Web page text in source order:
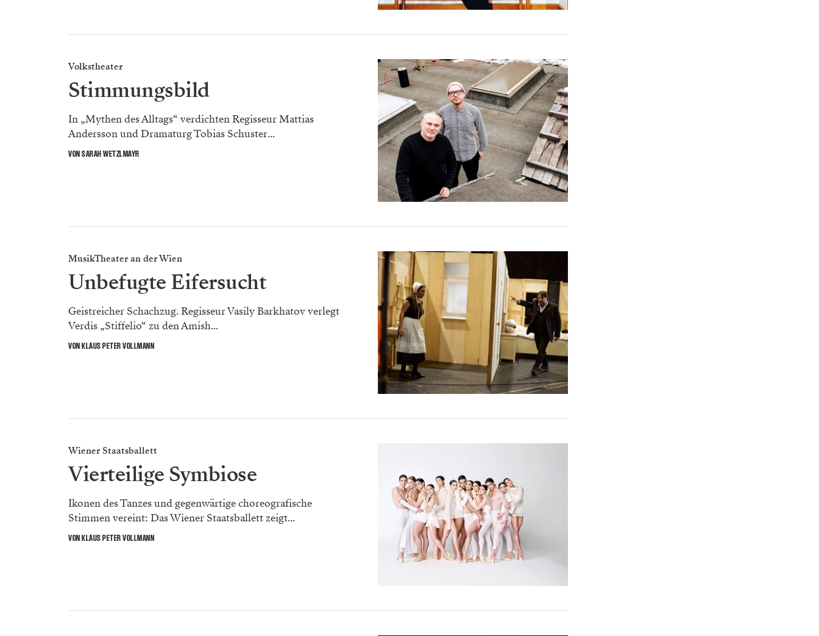
Volkstheater
Stimmungsbild
In „Mythen des Alltags“ verdichten Regisseur Mattias
Andersson und Dramaturg Tobias Schuster...
VON SARAH WETZLMAYR
MusikTheater an der Wien
Unbefugte Eifersucht
Geistreicher Schachzug. Regisseur Vasily Barkhatov verlegt
Verdis „Stiffelio“ zu den Amish...
VON KLAUS PETER VOLLMANN
Wiener Staatsballett
Vierteilige Symbiose
Ikonen des Tanzes und gegenwärtige choreografische
Stimmen vereint: Das Wiener Staatsballett zeigt...
VON KLAUS PETER VOLLMANN